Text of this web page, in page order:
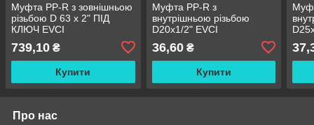
Муфта PP-R з зовнішньою
різьбою D 63 x 2" ПІД
КЛЮЧ EVCI
739,10 ₴
Купити
Муфта PP-R з
внутрішньою різьбою
D20х1/2" EVCI
36,60₴
Купити
Про нас